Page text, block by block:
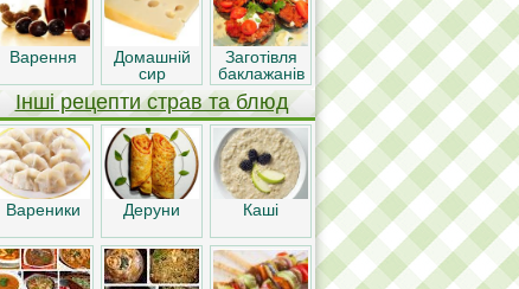
Варення
Домашній
сир
Заготівля
баклажанів
Інші рецепти страв та блюд
Вареники Деруни Каші